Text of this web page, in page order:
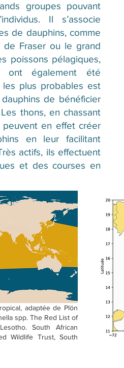
groupes pouvant
Il s’associe
de dauphins, comme
Fraser ou le grand
poissons pélagiques,
ont également été
les plus probables est
de bénéficier
thons, en chassant
peuvent en effet créer
en leur facilitant
actifs, ils effectuent
et des courses en
adaptée de Plön
spp. The Red List of
South African
Wildlife Trust, South